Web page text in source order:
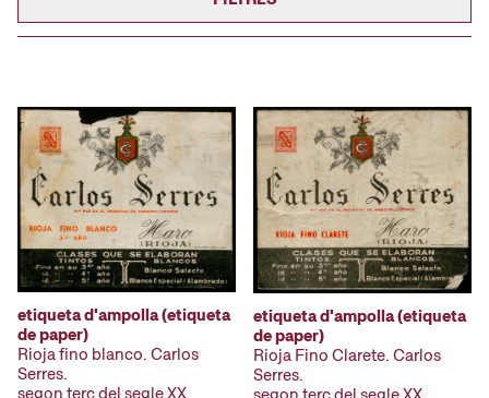
etiqueta d'ampolla (etiqueta
de paper)
Rioja fino blanco. Carlos
Serres.
segon terç del segle XX
etiqueta d'ampolla (etiqueta
de paper)
Rioja Fino Clarete. Carlos
Serres.